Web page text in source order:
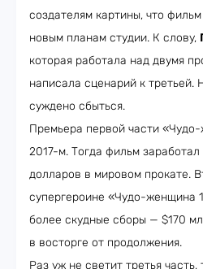
создателям картины, что
новым планам студии. К слову,
которая работала над двумя
написала сценарий к третьей.
суждено сбыться.
Премьера первой части
2017-м. Тогда фильм
долларов в мировом прокате.
супергероине «Чудо-женщина
более скудные сборы — $170
в восторге от продолжения.
Раз уж не светит третья